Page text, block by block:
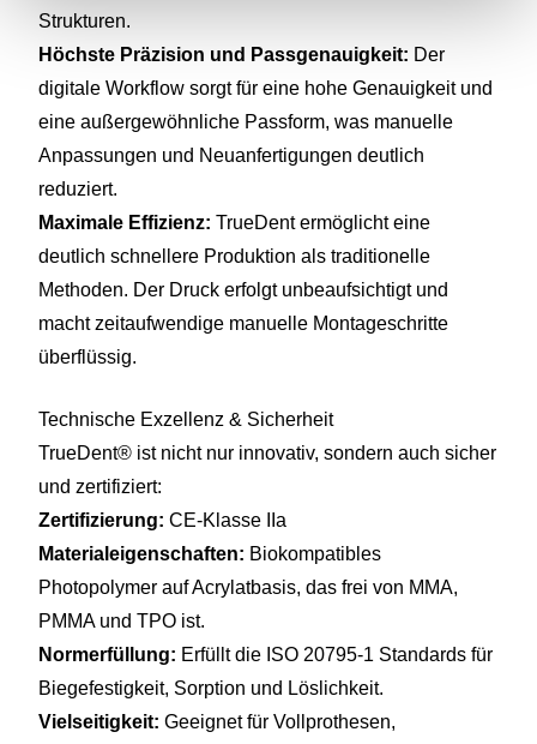
Strukturen.
Höchste Präzision und Passgenauigkeit: Der
digitale Workflow sorgt für eine hohe Genauigkeit und
eine außergewöhnliche Passform, was manuelle
Anpassungen und Neuanfertigungen deutlich
reduziert.
Maximale Effizienz: TrueDent ermöglicht eine
deutlich schnellere Produktion als traditionelle
Methoden. Der Druck erfolgt unbeaufsichtigt und
macht zeitaufwendige manuelle Montageschritte
überflüssig.
Technische Exzellenz & Sicherheit
TrueDent® ist nicht nur innovativ, sondern auch sicher
und zertifiziert:
Zertifizierung: CE-Klasse IIa
Materialeigenschaften: Biokompatibles
Photopolymer auf Acrylatbasis, das frei von MMA,
PMMA und TPO ist.
Normerfüllung: Erfüllt die ISO 20795-1 Standards für
Biegefestigkeit, Sorption und Löslichkeit.
Vielseitigkeit: Geeignet für Vollprothesen,